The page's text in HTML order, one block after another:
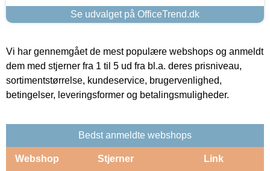
Se udvalget på OfficeTrend.dk
Vi har gennemgået de mest populære webshops og anmeldt
dem med stjerner fra 1 til 5 ud fra bl.a. deres prisniveau,
sortimentstørrelse, kundeservice, brugervenlighed,
betingelser, leveringsformer og betalingsmuligheder.
Bedst anmeldte webshops
Webshop Stjerner Link